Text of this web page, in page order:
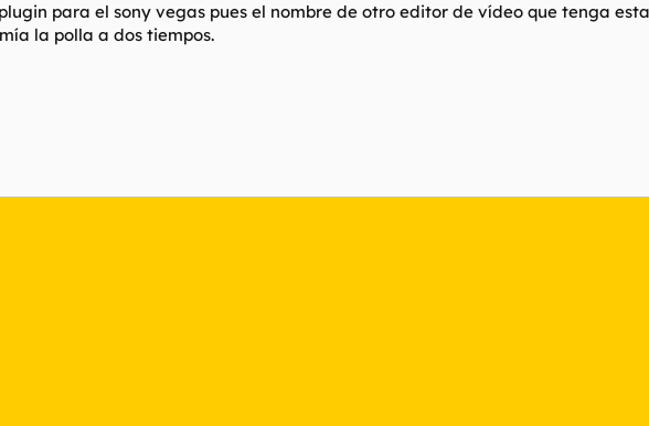
para el sony vegas pues el nombre de otro editor de vídeo que tenga
la polla a dos tiempos.